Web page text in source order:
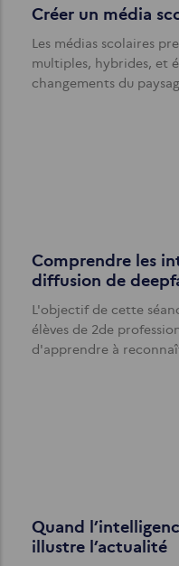
Créer un média
Les médias scolaires
multiples, hybrides, et
changements du
Comprendre les
diffusion de
L'objectif de cette
élèves de 2de
d'apprendre à
Quand
illustre l’actualité